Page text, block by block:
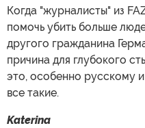
Когда "журналисты" из
помочь убить больше
другого гражданина
причина для глубокого
это, особенно русскому
все такие.
Katerina